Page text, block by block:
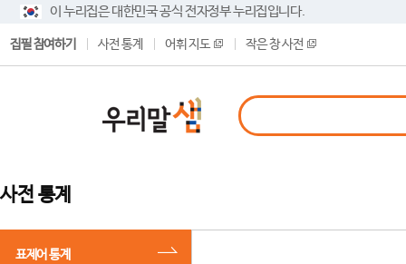
이 누리집은 대한민국 공식 전자정부 누리집입니다.
집필 참여하기 사전 통계 어휘 지도 작은 창 사전
사전 통계
표제어 통계